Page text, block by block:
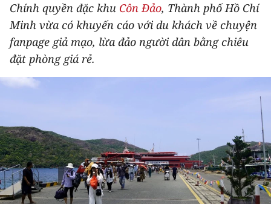
XÃ HỘI
PHÁP LUẬT
THỂ THAO
GIÁO DỤC
Y TẾ
Chính quyền đặc khu Côn Đảo, Thành phố Hồ Chí
Minh vừa có khuyến cáo với du khách về chuyện
fanpage giả mạo, lừa đảo người dân bằng chiêu
đặt phòng giá rẻ.